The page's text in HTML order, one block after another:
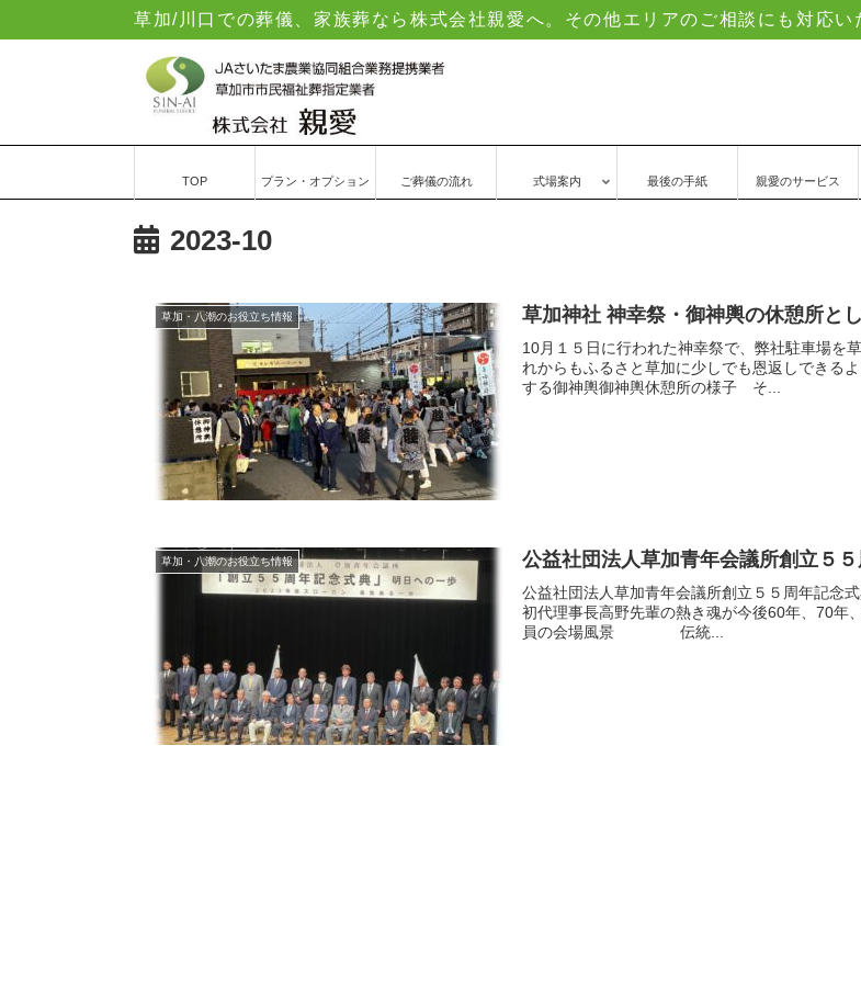
草加/川口での葬儀、家族葬なら株式会社親愛へ。その他エリアのご相談にも対応い
TOP プラン・オプション ご葬儀の流れ 式場案内 最後の手紙 親愛のサービス
2023-10
草加・八潮のお役立ち情報 草加神社 神幸祭・御神輿の休憩所と
10月１５日に行われた神幸祭で、弊社駐車場を
れからもふるさと草加に少しでも恩返しできる
する御神輿御神輿休憩所の様子 そ...
草加・八潮のお役立ち情報 公益社団法人草加青年会議所創立５
公益社団法人草加青年会議所創立５５周年記念
初代理事長高野先輩の熱き魂が今後60年、70年
員の会場風景 伝統...